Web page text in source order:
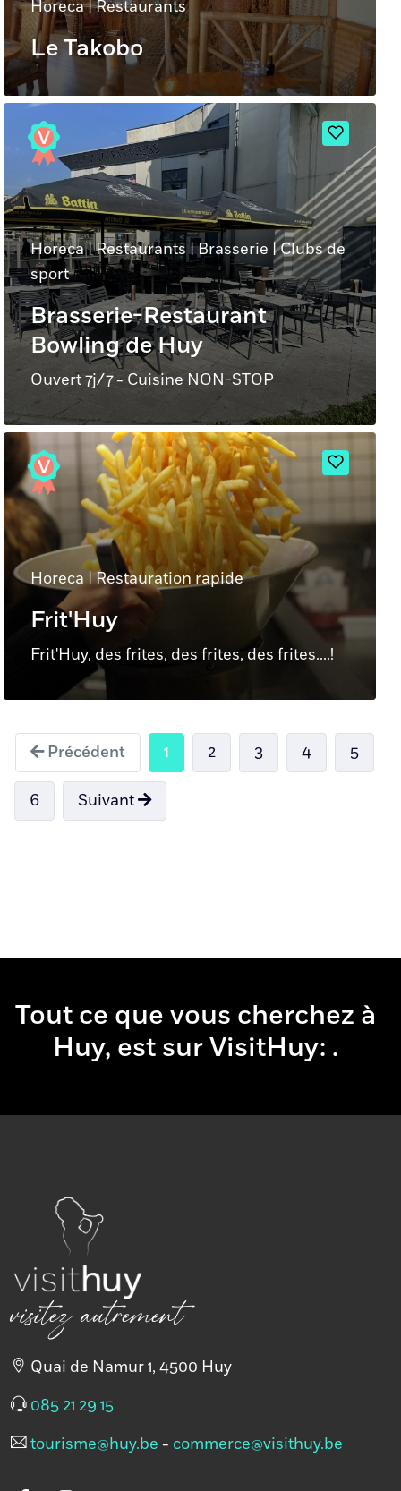
Horeca|Restaurants
Le Takobo
Horeca|Restaurants|Brasserie |Clubs de
sport
Brasserie-Restaurant
Bowling de Huy
Ouvert 7j/7 - Cuisine NON-STOP
Horeca|Restauration rapide
Frit'Huy
Frit'Huy, des frites, des frites, des frites....!
Précédent 1 2 3 4 5
6 Suivant
Tout ce que vous cherchez à
Huy, est sur VisitHuy:boire
visitez autrement
Quai de Namur 1, 4500 Huy
085 21 29 15